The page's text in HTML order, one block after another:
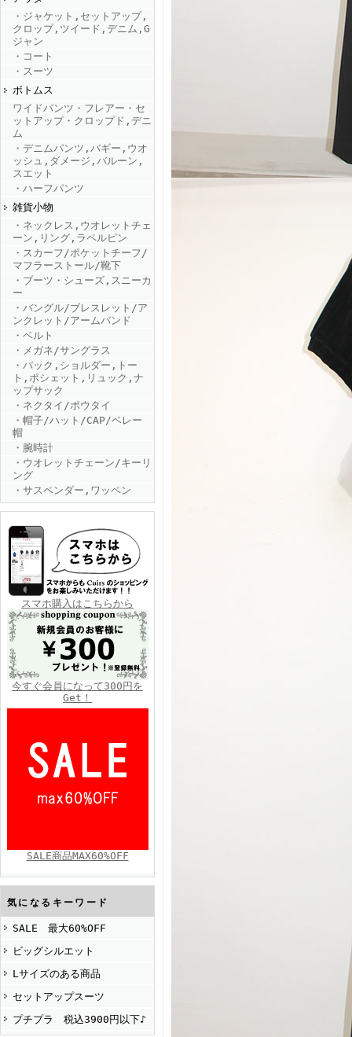
FINEBOYS2025年9月号
FINEBOYS2025年8月号
FINEBOYS2025年7月号
FINEBOYS2025年6月号
FINEBOYS2025年5月号
FINEBOYS2025年4月号
・ジャケット,セットアップ,
クロップ,ツイード,デニム,G
ジャン
・コート
・スーツ
ボトムス
ワイドパンツ・フレアー・セ
ットアップ・クロップド,デニ
ム
・デニムパンツ,バギー,ウオ
ッシュ,ダメージ,バルーン,
スエット
・ハーフパンツ
雑貨小物
・ネックレス,ウオレットチェ
ーン,リング,ラペルピン
・スカーフ/ポケットチーフ/
マフラーストール/靴下
・ブーツ・シューズ,スニーカ
ー
・バングル/ブレスレット/ア
ンクレット/アームバンド
・ベルト
・メガネ/サングラス
・バック,ショルダー,トー
ト,ポシェット,リュック,ナ
ップサック
・ネクタイ/ボウタイ
・帽子/ハット/CAP/ベレー
帽
・腕時計
・ウオレットチェーン/キーリ
ング
・サスペンダー,ワッペン
スマホ購入はこちらから
今すぐ会員になって300円を
Get！
SALE商品MAX60%OFF
気になるキーワード
SALE 最大60%OFF
ビッグシルエット
Lサイズのある商品
セットアップスーツ
プチプラ 税込3900円以下♪